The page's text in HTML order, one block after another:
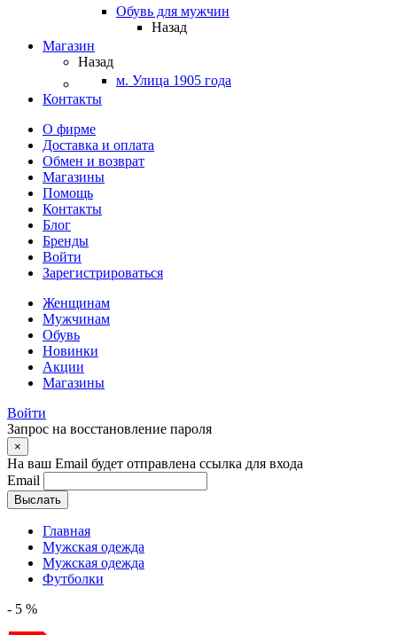
Обувь для мужчин
Назад
Магазин
Назад
м. Улица 1905 года
Контакты
О фирме
Доставка и оплата
Обмен и возврат
Магазины
Помощь
Контакты
Блог
Бренды
Войти
Зарегистрироваться
Женщинам
Мужчинам
Обувь
Новинки
Акции
Магазины
Войти
Запрос на восстановление пароля
×
На ваш Email будет отправлена ссылка для входа
Email
Выслать
Главная
Мужская одежда
Мужская одежда
Футболки
- 5 %